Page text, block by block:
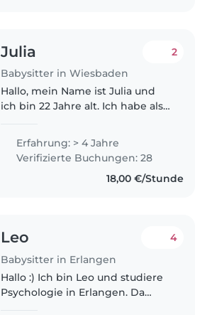
Julia
Babysitter in Wiesbaden
2
Hallo, mein Name ist Julia und
ich bin 22 Jahre alt. Ich habe als
verschiedene
Kindermannschaften trainiert
Verantwortung zu übernehmen
Erfahrung: > 4 Jahre
Verifizierte Buchungen: 28
18,00 €/Stunde
Leo
Babysitter in Erlangen
4
Hallo :) Ich bin Leo und studiere
Psychologie in Erlangen. Da